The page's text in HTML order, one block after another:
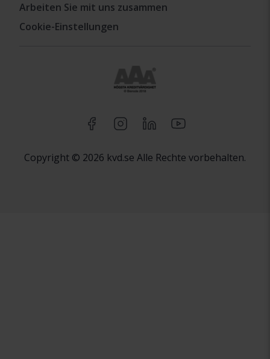
Arbeiten Sie mit uns zusammen
Cookie-Einstellungen
Copyright © 2026 kvd.se Alle Rechte vorbehalten.